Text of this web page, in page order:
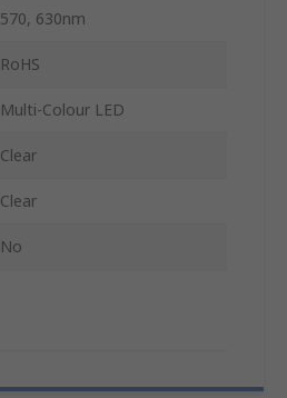
570, 630nm
RoHS
Multi-Colour LED
Clear
Clear
No